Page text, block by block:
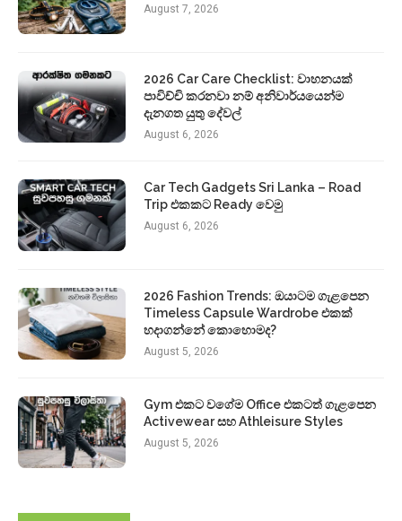
August 7, 2026
2026 Car Care Checklist: වාහනයක්
පාවිච්චි කරනවා නම් අනිවාර්යයෙන්ම
දැනගත යුතු දේවල්
August 6, 2026
Car Tech Gadgets Sri Lanka – Road
Trip එකකට Ready වෙමු
August 6, 2026
2026 Fashion Trends: ඔයාටම ගැළපෙන
Timeless Capsule Wardrobe එකක්
හදාගන්නේ කොහොමද?
August 5, 2026
Gym එකට වගේම Office එකටත් ගැළපෙන
Activewear සහ Athleisure Styles
August 5, 2026